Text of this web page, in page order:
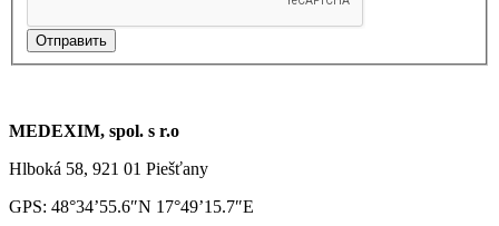
MEDEXIM, spol. s r.o
Hlboká 58, 921 01 Piešťany
GPS: 48°34’55.6″N 17°49’15.7″E